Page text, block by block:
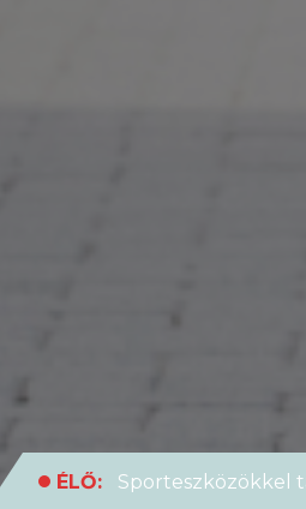
ÉLŐ:
Sporteszközökkel